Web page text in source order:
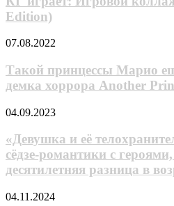
режиссёра
«Поезда
в
коллаж
№
(Game
Edition)
Edition)
Такой
Марио
ещё
не
вышла
хоррора
Another
Princess
is
in
07.08.2022
Такой принцессы Марио
демка хоррора Another
«Девушка
её
телохранитель»
—
новый
сёдзе-
04.09.2023
«Девушка и её
сёдзе-романтики с
десятилетняя разница в
Дэрил
04.11.2024